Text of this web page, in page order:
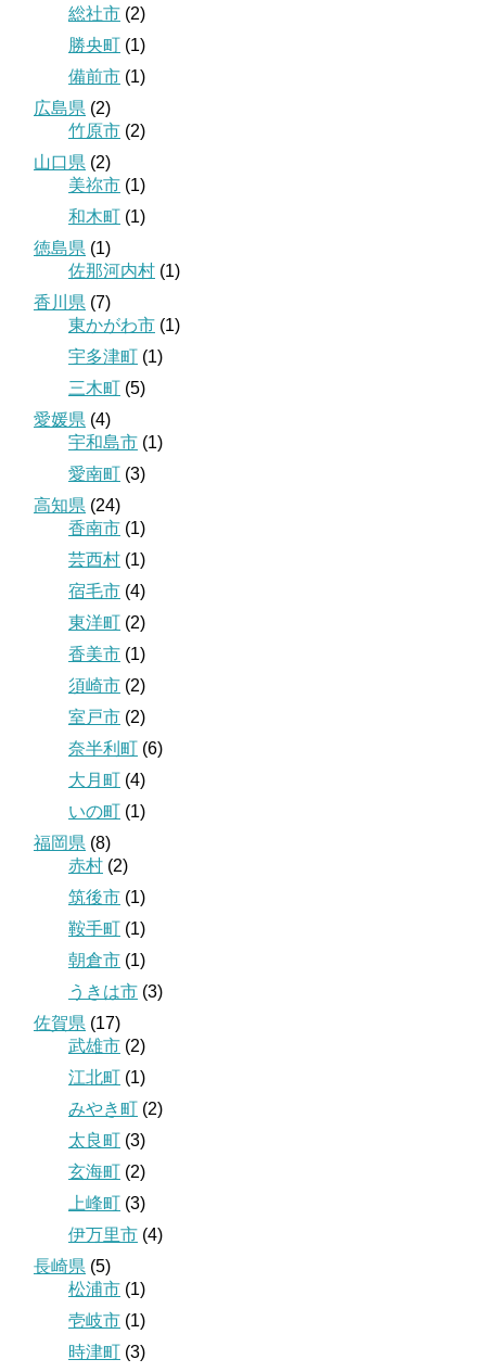
総社市 (2)
勝央町 (1)
備前市 (1)
広島県 (2)
竹原市 (2)
山口県 (2)
美祢市 (1)
和木町 (1)
徳島県 (1)
佐那河内村 (1)
香川県 (7)
東かがわ市 (1)
宇多津町 (1)
三木町 (5)
愛媛県 (4)
宇和島市 (1)
愛南町 (3)
高知県 (24)
香南市 (1)
芸西村 (1)
宿毛市 (4)
東洋町 (2)
香美市 (1)
須崎市 (2)
室戸市 (2)
奈半利町 (6)
大月町 (4)
いの町 (1)
福岡県 (8)
赤村 (2)
筑後市 (1)
鞍手町 (1)
朝倉市 (1)
うきは市 (3)
佐賀県 (17)
武雄市 (2)
江北町 (1)
みやき町 (2)
太良町 (3)
玄海町 (2)
上峰町 (3)
伊万里市 (4)
長崎県 (5)
松浦市 (1)
壱岐市 (1)
時津町 (3)